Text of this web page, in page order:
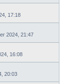
17:18
2024, 21:47
16:08
20:03